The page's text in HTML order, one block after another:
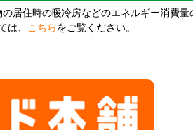
居住時の暖冷房などのエネルギー消費
は、 こちら をご覧ください。